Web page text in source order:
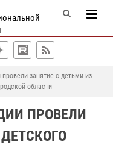
занятие с детьми из
области
ПРОВЕЛИ